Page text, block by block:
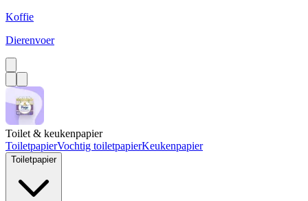
Koffie
Dierenvoer
Toilet & keukenpapier
ToiletpapierVochtig toiletpapierKeukenpapier
Toiletpapier